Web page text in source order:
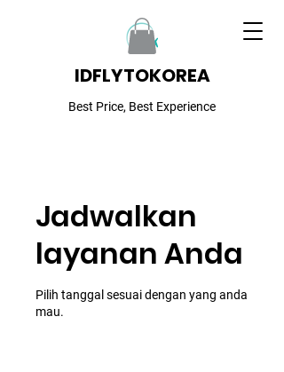
IDFLYTOKOREA
Best Price, Best Experience
Jadwalkan
layanan Anda
Pilih tanggal sesuai dengan yang anda
mau.